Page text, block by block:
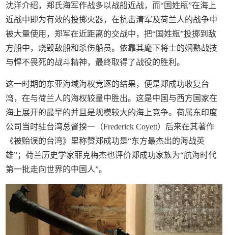
沈洋介绍，郑氏海军作战多以战船近战，而“国姓瓶”在海上
近战中即为有效的投掷火器，在抗击清军及荷兰人的战争中
被大量使用，郑军在近距离的交战中，把“国姓瓶”投掷到敌
方船中，烧毁敌船和杀伤船员。依靠其麾下将士的娴熟战技
与悍不畏死的战斗精神，最终取得了战役的胜利。
这一时期的东亚海域海权竞逐的结果，便是郑成功收复台
湾，在与荷兰人的海权较量中胜出。这是中国与西方国家在
海上展开的最早的并且是规模较大的海上竞争。荷属东印度
公司当时驻台湾总督揆一（Frederick Coyett）后来在其著作
《被贻误的台湾》里称赞郑成功是“东方最杰出的海战英
雄”；荷兰历史学家菲克梅杰也评价郑成功家族为“航海时代
第一批走向世界的中国人”。